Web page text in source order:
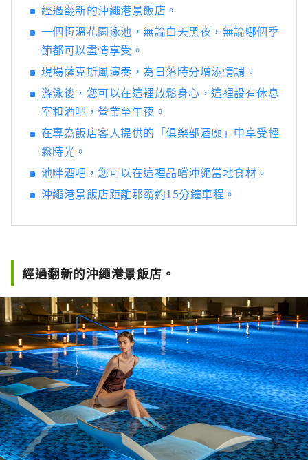
經過翻新的沖繩港景飯店。
一個恆溫花園泳池，無論白天黑夜，無論哪個季
節都可以盡情享受。
現場薩克斯風演奏，為日落時分增添情調。
游泳後，您可以在這裡放鬆身心，這裡設有休息
室和酒吧，營業至午夜。
在專為飯店客人提供的「俱樂部酒廊」中享受輕
鬆時光。
池畔酒吧，您可以在這裡品嚐沖繩當地食材。
沖繩港景飯店距離那霸約15分鐘車程。
經過翻新的沖繩港景飯店。